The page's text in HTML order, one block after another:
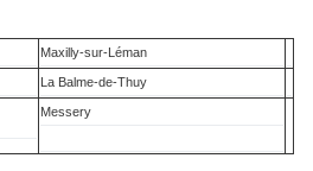
Maxilly-sur-Léman
La Balme-de-Thuy
Messery